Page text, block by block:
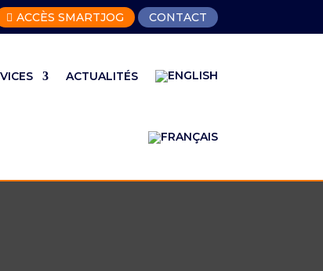
 ACCÈS SMARTJOG CONTACT
ACTUALITÉS